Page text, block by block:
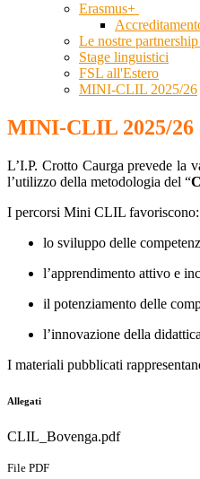
Erasmus+
Le nostre
Stage linguistici
FSL all'Estero
MINI-CLIL 2025/26
MINI-CLIL 2025/26
L’I.P. Crotto Caurga prevede la
l’utilizzo della metodologia del “
I percorsi Mini CLIL favoriscono:
lo sviluppo delle
l’apprendimento attivo e
il potenziamento delle
l’innovazione della
I materiali pubblicati
Allegati
CLIL_Bovenga.pdf
File PDF